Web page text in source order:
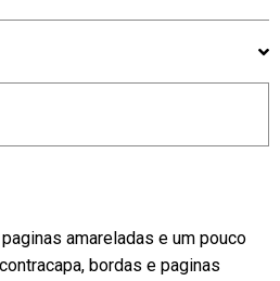
amareladas e um pouco
bordas e paginas